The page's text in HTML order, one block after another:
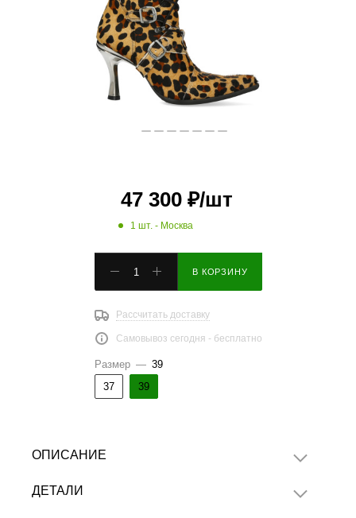
47 300₽/шт
1 шт. - Москва
В КОРЗИНУ
Рассчитать доставку
Самовывоз сегодня - бесплатно
Размер — 39
37
39
ОПИСАНИЕ
ДЕТАЛИ